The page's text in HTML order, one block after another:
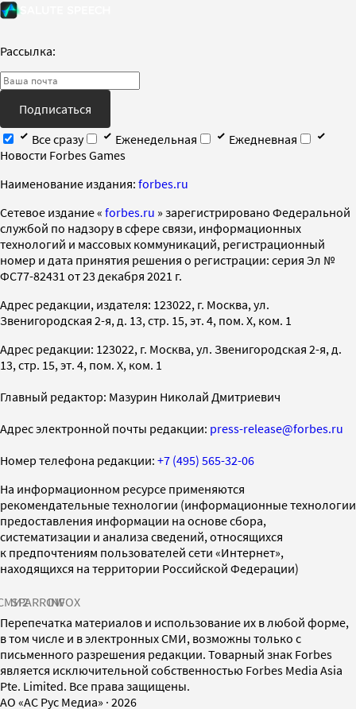
Рассылка:
Подписаться
Все сразу
Еженедельная
Ежедневная
Новости Forbes Games
Наименование издания: forbes.ru
Cетевое издание « forbes.ru » зарегистрировано Федеральной
службой по надзору в сфере связи, информационных
технологий и массовых коммуникаций, регистрационный
номер и дата принятия решения о регистрации: серия Эл №
ФС77-82431 от 23 декабря 2021 г.
Адрес редакции, издателя: 123022, г. Москва, ул.
Звенигородская 2-я, д. 13, стр. 15, эт. 4, пом. X, ком. 1
Адрес редакции: 123022, г. Москва, ул. Звенигородская 2-я, д.
13, стр. 15, эт. 4, пом. X, ком. 1
Главный редактор: Мазурин Николай Дмитриевич
Адрес электронной почты редакции: press-release@forbes.ru
Номер телефона редакции: +7 (495) 565-32-06
На информационном ресурсе применяются
рекомендательные технологии (информационные технологии
предоставления информации на основе сбора,
систематизации и анализа сведений, относящихся
к предпочтениям пользователей сети «Интернет»,
находящихся на территории Российской Федерации)
SPARROWINFOX
Перепечатка материалов и использование их в любой форме,
в том числе и в электронных СМИ, возможны только с
письменного разрешения редакции. Товарный знак Forbes
является исключительной собственностью Forbes Media Asia
Pte. Limited. Все права защищены.
AO «АС Рус Медиа» · 2026